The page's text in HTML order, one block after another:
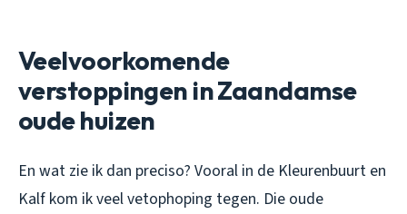
Veelvoorkomende
verstoppingen in Zaandamse
oude huizen
En wat zie ik dan preciso? Vooral in de Kleurenbuurt en
Kalf kom ik veel vetophoping tegen. Die oude